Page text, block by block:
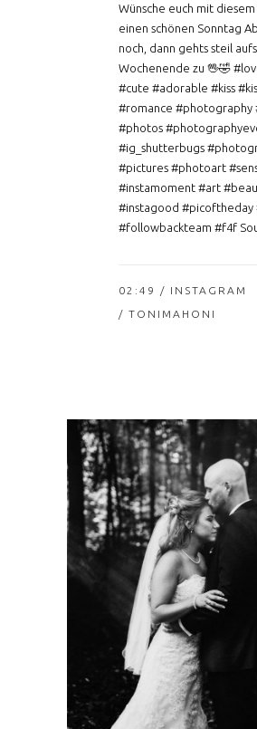
Wünsche euch mit
einen schönen Sonntag
noch, dann gehts steil aufs
Wochenende zu 🖖🤣
#cute #adorable #kiss
#romance #photography
#photos
#ig_shutterbugs
#pictures #photoart
#instamoment #art
#instagood #picoftheday
#followbackteam #f4f
02:49 / INSTAGRAM
/ TONIMAHONI